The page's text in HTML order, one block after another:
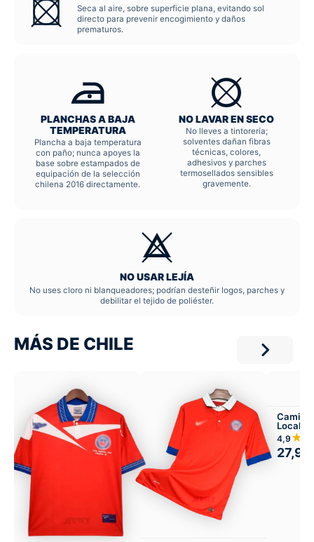
Seca al aire, sobre superficie plana, evitando sol
directo para prevenir encogimiento y daños
prematuros.
PLANCHAS A BAJA
TEMPERATURA
Plancha a baja temperatura
con paño; nunca apoyes la
base sobre estampados de
equipación de la selección
chilena 2016 directamente.
NO LAVAR EN SECO
No lleves a tintorería;
solventes dañan fibras
técnicas, colores,
adhesivos y parches
termosellados sensibles
gravemente.
NO USAR LEJÍA
No uses cloro ni blanqueadores; podrían desteñir logos, parches y
debilitar el tejido de poliéster.
MÁS DE CHILE
Local
4,9
27,99